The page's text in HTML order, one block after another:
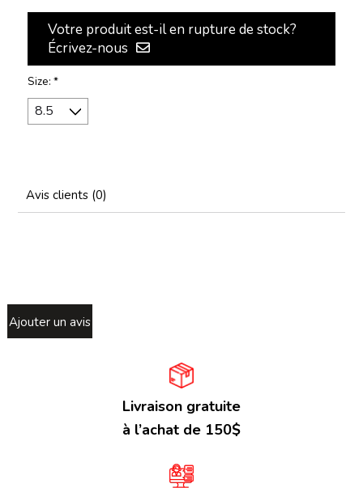
Votre produit est-il en rupture de stock?
Écrivez-nous
Size: *
Avis clients (0)
Ajouter un avis
Livraison gratuite
à l’achat de 150$